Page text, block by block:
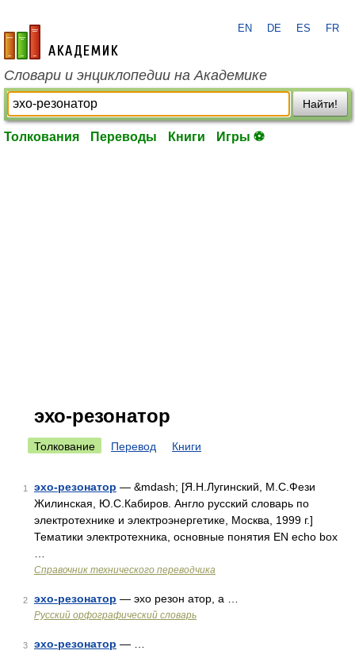
academic.ru
EN DE ES FR
Словари и энциклопедии на Академике
Найти!
Толкования Переводы Книги Игры ⚽
эхо-резонатор
Толкование Перевод Книги
1 эхо-резонатор — &mdash; [Я.Н.Лугинский, М.С.Фези
Жилинская, Ю.С.Кабиров. Англо русский словарь по
электротехнике и электроэнергетике, Москва, 1999 г.]
Тематики электротехника, основные понятия EN echo box
Справочник технического переводчика
2 эхо-резонатор — эхо резон атор, а …
Русский орфографический словарь
3 эхо-резонатор — …